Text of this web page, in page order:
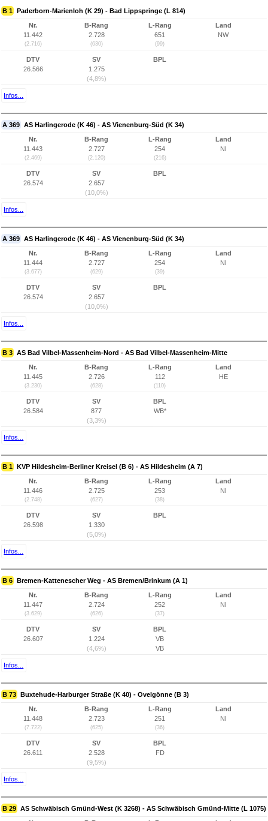
B 1 Paderborn-Marienloh (K 29) - Bad Lippspringe (L 814)
Nr.
11.442
(2.716)
B-Rang
2.728
(630)
L-Rang
651
(99)
Land
NW
DTV
26.566
SV
1.275
(4,8%)
BPL
Infos...
A 369 AS Harlingerode (K 46) - AS Vienenburg-Süd (K 34)
Nr.
11.443
(2.469)
B-Rang
2.727
(2.120)
L-Rang
254
(216)
Land
NI
DTV
26.574
SV
2.657
(10,0%)
BPL
Infos...
A 369 AS Harlingerode (K 46) - AS Vienenburg-Süd (K 34)
Nr.
11.444
(3.677)
B-Rang
2.727
(629)
L-Rang
254
(39)
Land
NI
DTV
26.574
SV
2.657
(10,0%)
BPL
Infos...
B 3 AS Bad Vilbel-Massenheim-Nord - AS Bad Vilbel-Massenheim-Mitte
Nr.
11.445
(3.230)
B-Rang
2.726
(628)
L-Rang
112
(110)
Land
HE
DTV
26.584
SV
877
(3,3%)
BPL
WB*
Infos...
B 1 KVP Hildesheim-Berliner Kreisel (B 6) - AS Hildesheim (A 7)
Nr.
11.446
(2.748)
B-Rang
2.725
(627)
L-Rang
253
(38)
Land
NI
DTV
26.598
SV
1.330
(5,0%)
BPL
Infos...
B 6 Bremen-Kattenescher Weg - AS Bremen/Brinkum (A 1)
Nr.
11.447
(3.629)
B-Rang
2.724
(626)
L-Rang
252
(37)
Land
NI
DTV
26.607
SV
1.224
(4,6%)
BPL
VB
VB
Infos...
B 73 Buxtehude-Harburger Straße (K 40) - Ovelgönne (B 3)
Nr.
11.448
(7.722)
B-Rang
2.723
(625)
L-Rang
251
(36)
Land
NI
DTV
26.611
SV
2.528
(9,5%)
BPL
FD
Infos...
B 29 AS Schwäbisch Gmünd-West (K 3268) - AS Schwäbisch Gmünd-Mitte (L 1075)